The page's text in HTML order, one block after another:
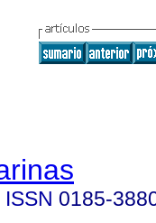
ISSN 0185-